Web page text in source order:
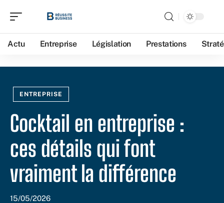
Actu Entreprise Législation Prestations
ENTREPRISE
Cocktail en entreprise :
ces détails qui font
vraiment la différence
15/05/2026